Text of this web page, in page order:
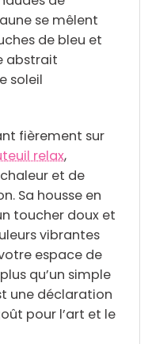
se mêlent
de bleu et
abstrait
soleil
fièrement sur
relax,
et de
Sa housse en
toucher doux et
vibrantes
espace de
qu’un simple
une déclaration
pour l’art et le